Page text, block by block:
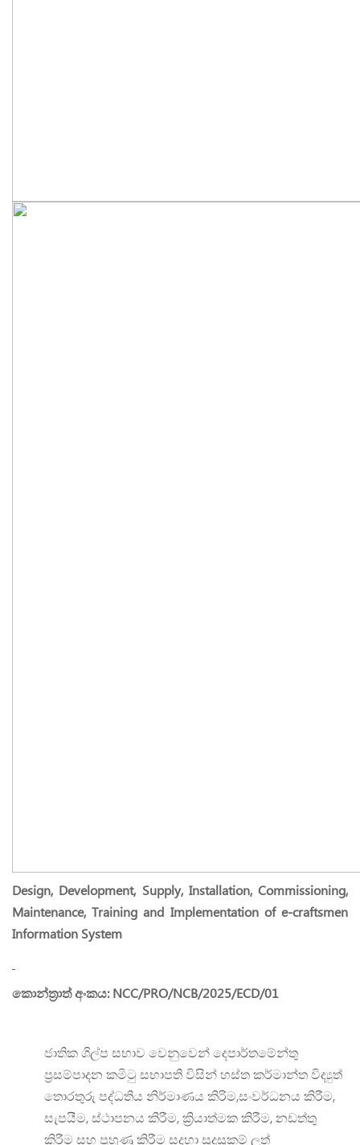
Design, Development, Supply, Installation, Commissioning,
Maintenance, Training and Implementation of e-craftsmen
Information System
කොන්ත්‍රාත් අංකය: NCC/PRO/NCB/2025/ECD/01
ජාතික ශිල්ප සභාව වෙනුවෙන් දෙපාර්තමේන්තු
ප්‍රසම්පාදන කමිටු සභාපති විසින් හස්ත කර්මාන්ත විද්‍යුත්
තොරතුරු පද්ධතිය නිර්මාණය කිරිම,සංවර්ධනය කිරීම,
සැපයීම, ස්ථාපනය කිරීම, ක්‍රියාත්මක කිරීම, නඩත්තු
කිරීම සහ පුහුණු කිරීම සදහා සුදුසුකම් ලත්